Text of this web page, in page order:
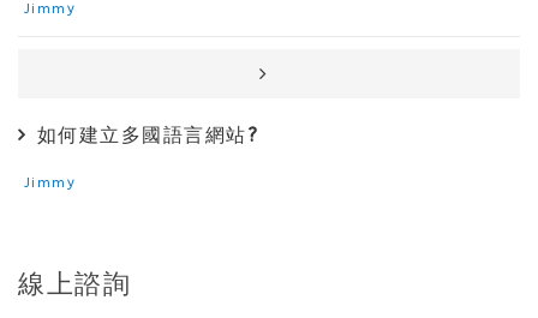
Jimmy
如何建立多國語言網站?
Jimmy
線上諮詢